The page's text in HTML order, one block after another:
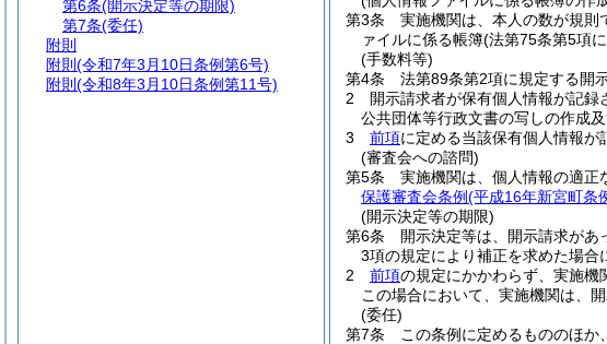
第3条
実施機関は、本人の数が規則
ァイルに係る帳簿(法第75条第5項
(手数料等)
第4条
法第89条第2項に規定する開
2
開示請求者が保有個人情報が記
公共団体等行政文書の写しの作成
3
前項に定める当該保有個人情報が
(審査会への諮問)
第5条
実施機関は、個人情報の適正
保護審査会条例(平成16年新宮町条
(開示決定等の期限)
第6条
開示決定等は、開示請求があ
3項の規定により補正を求めた場合
2
前項の規定にかかわらず、実施機
この場合において、実施機関は、
(委任)
第7条
この条例に定めるもののほか
第6条(開示決定等の期限)
第7条(委任)
附則
附則 (令和7年3月10日条例第6号)
附則 (令和8年3月10日条例第11号)